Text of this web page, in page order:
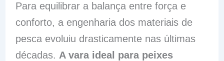
Para equilibrar a balança entre força e
conforto, a engenharia dos materiais de
pesca evoluiu drasticamente nas últimas
décadas. A vara ideal para peixes